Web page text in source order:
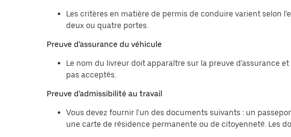
Les critères en matière de permis de conduire varient selon
deux ou quatre portes.
Preuve d'assurance du véhicule
Le nom du livreur doit apparaître sur la preuve d'assurance
pas acceptés.
Preuve d'admissibilité au travail
Vous devez fournir l'un des documents suivants : un
une carte de résidence permanente ou de citoyenneté. Les